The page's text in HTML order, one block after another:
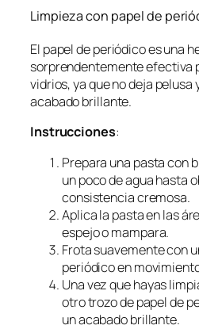
Limpieza con papel de
El papel de periódico es una
sorprendentemente efectiva
vidrios, ya que no deja pelusa
acabado brillante.
Instrucciones:
Prepara una pasta con
un poco de agua hasta
consistencia cremosa.
Aplica la pasta en las
espejo o mampara.
Frota suavemente con
periódico en
Una vez que hayas
otro trozo de papel de
un acabado brillante.